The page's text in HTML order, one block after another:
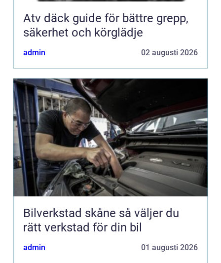
Atv däck guide för bättre grepp,
säkerhet och körglädje
admin 02 augusti 2026
Bilverkstad skåne så väljer du
rätt verkstad för din bil
admin 01 augusti 2026